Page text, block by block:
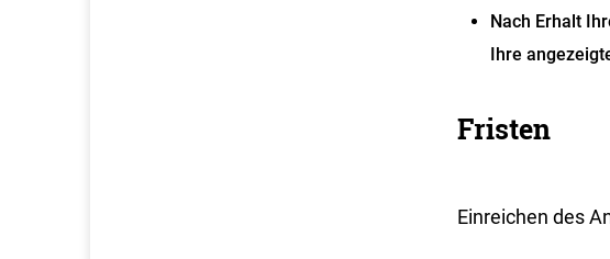
Nach Erhalt
Ihre
Fristen
Einreichen des